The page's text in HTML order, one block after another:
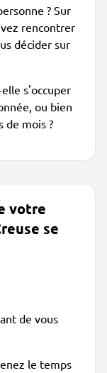
? Sur
rencontrer
décider sur
s'occuper
ou bien
de mois ?
votre
se
de vous
le temps